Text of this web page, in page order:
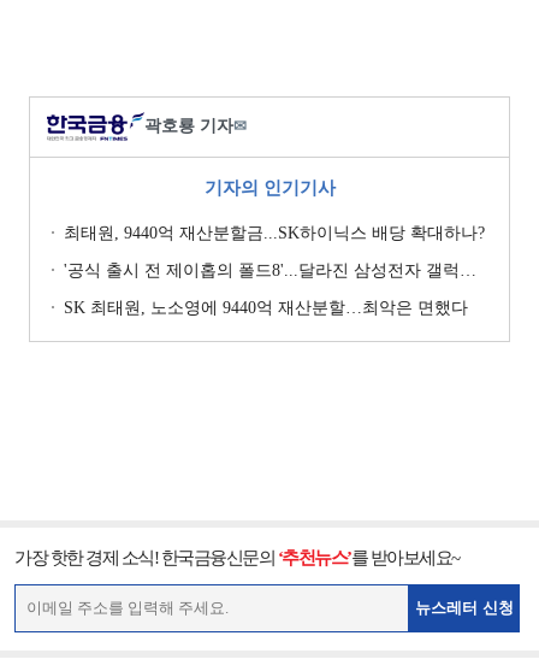
곽호룡 기자✉
기자의 인기기사
최태원, 9440억 재산분할금...SK하이닉스 배당 확대하나?
'공식 출시 전 제이홉의 폴드8'...달라진 삼성전자 갤럭시 마케팅?
SK 최태원, 노소영에 9440억 재산분할…최악은 면했다
가장 핫한 경제 소식! 한국금융신문의 ‘추천뉴스’를 받아보세요~
뉴스레터 신청